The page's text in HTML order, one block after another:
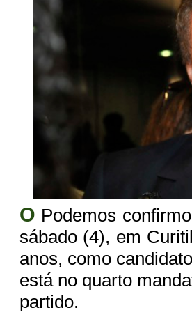
O Podemos
sábado (4), em
anos, como
está no quarto
partido.